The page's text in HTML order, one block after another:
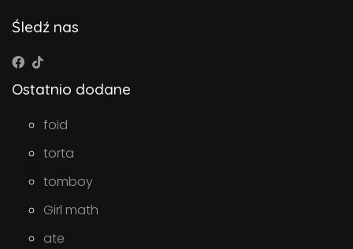
Śledź nas
Ostatnio dodane
foid
torta
tomboy
Girl math
ate